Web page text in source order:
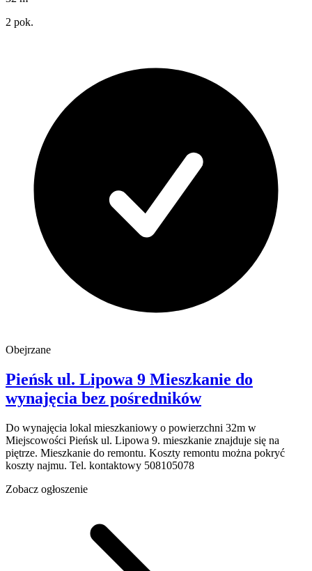
2 pok.
Obejrzane
Pieńsk ul. Lipowa 9 Mieszkanie do
wynajęcia bez pośredników
Do wynajęcia lokal mieszkaniowy o powierzchni 32m w
Miejscowości Pieńsk ul. Lipowa 9. mieszkanie znajduje się na
piętrze. Mieszkanie do remontu. Koszty remontu można pokryć
koszty najmu. Tel. kontaktowy 508105078
Zobacz ogłoszenie